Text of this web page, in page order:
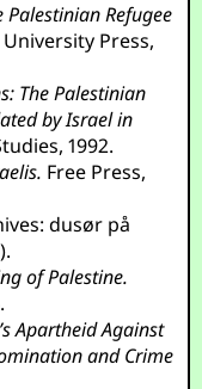
Palestinian Refugee
Press,
The Palestinian
by Israel in
1992.
Free Press,
dusør på
of Palestine.
Apartheid Against
and Crime